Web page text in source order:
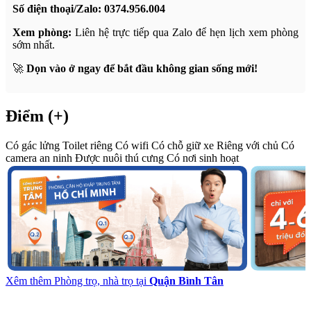
Số điện thoại/Zalo: 0374.956.004
Xem phòng: Liên hệ trực tiếp qua Zalo để hẹn lịch xem phòng
sớm nhất.
🚀 Dọn vào ở ngay để bắt đầu không gian sống mới!
Điểm (+)
Có gác lửng Toilet riêng Có wifi Có chỗ giữ xe Riêng với chủ Có
camera an ninh Được nuôi thú cưng Có nơi sinh hoạt
Xêm thêm Phòng trọ, nhà trọ tại Quận Bình Tân